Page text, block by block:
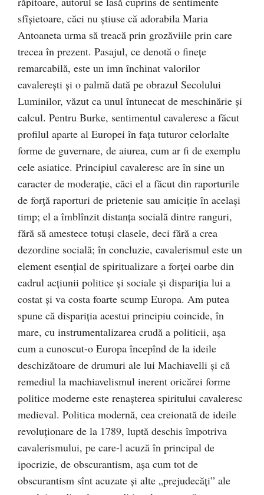
sfîşietoare, căci nu ştiuse că adorabila Maria
Antoaneta urma să treacă prin grozăviile prin care
trecea în prezent. Pasajul, ce denotă o fineţe
remarcabilă, este un imn închinat valorilor
cavalereşti şi o palmă dată pe obrazul Secolului
Luminilor, văzut ca unul întunecat de meschinărie şi
calcul. Pentru Burke, sentimentul cavaleresc a făcut
profilul aparte al Europei în faţa tuturor celorlalte
forme de guvernare, de aiurea, cum ar fi de exemplu
cele asiatice. Principiul cavaleresc are în sine un
caracter de moderaţie, căci el a făcut din raporturile
de forţă raporturi de prietenie sau amiciţie în acelaşi
timp; el a îmblînzit distanţa socială dintre ranguri,
fără să amestece totuşi clasele, deci fără a crea
dezordine socială; în concluzie, cavalerismul este un
element esenţial de spiritualizare a forţei oarbe din
cadrul acţiunii politice şi sociale şi dispariţia lui a
costat şi va costa foarte scump Europa. Am putea
spune că dispariţia acestui principiu coincide, în
mare, cu instrumentalizarea crudă a politicii, aşa
cum a cunoscut-o Europa începînd de la ideile
deschizătoare de drumuri ale lui Machiavelli şi că
remediul la machiavelismul inerent oricărei forme
politice moderne este renaşterea spiritului cavaleresc
medieval. Politica modernă, cea creionată de ideile
revoluţionare de la 1789, luptă deschis împotriva
cavalerismului, pe care-l acuză în principal de
ipocrizie, de obscurantism, aşa cum tot de
obscurantism sînt acuzate şi alte „prejudecăţi” ale